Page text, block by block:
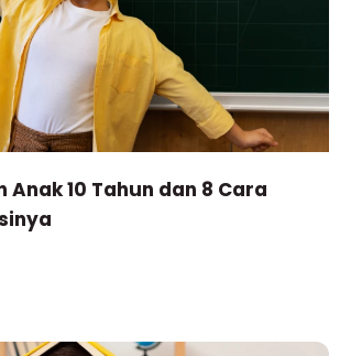
Anak 10 Tahun dan 8 Cara